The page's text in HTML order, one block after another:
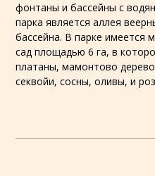
фонтаны и бассейны с
парка является аллея
бассейна. В парке имеется
сад площадью 6 га, в
платаны,мамонтово дерево
секвойи,сосны,оливы, и